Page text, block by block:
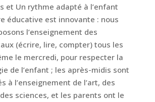
et Un rythme adapté à l’enfant
éducative est innovante : nous
l’enseignement des
(écrire, lire, compter) tous les
le mercredi, pour respecter la
de l’enfant ; les après-midis sont
à l’enseignement de l’art, des
sciences, et les parents ont le